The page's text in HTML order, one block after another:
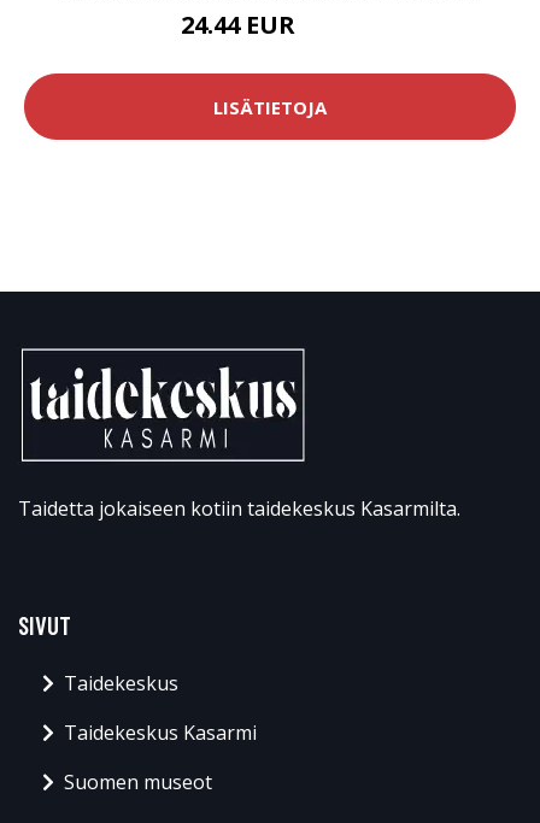
24.44 EUR
LISÄTIETOJA
Taidetta jokaiseen kotiin taidekeskus Kasarmilta.
SIVUT
Taidekeskus
Taidekeskus Kasarmi
Suomen museot